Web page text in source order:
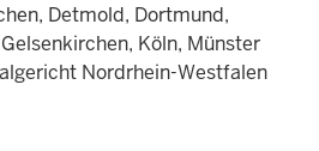
Detmold, Dortmund,
Köln, Münster
Nordrhein-Westfalen